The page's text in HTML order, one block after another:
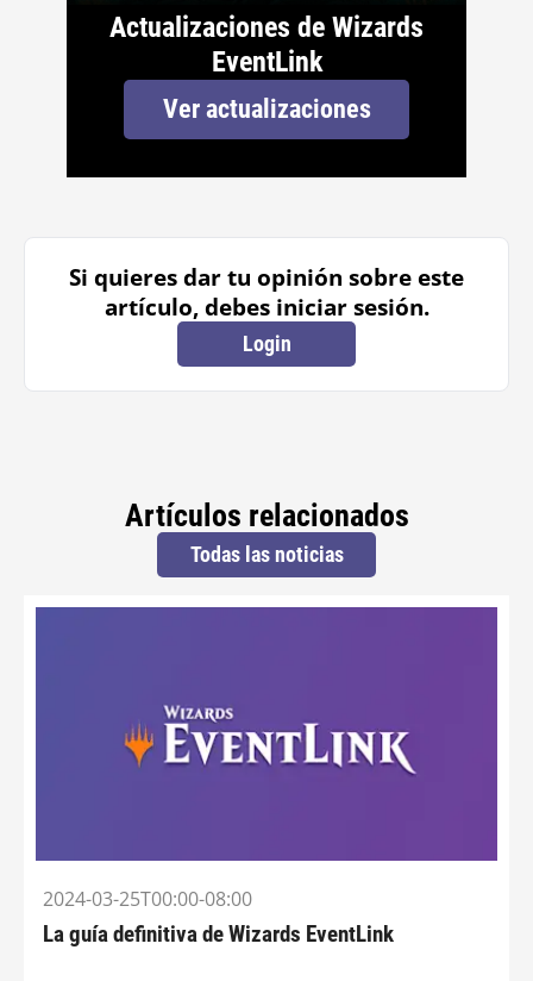
Actualizaciones de Wizards
EventLink
Ver actualizaciones
Si quieres dar tu opinión sobre este
artículo, debes iniciar sesión.
Login
Artículos relacionados
Todas las noticias
2024-03-25T00:00-08:00
La guía definitiva de Wizards EventLink